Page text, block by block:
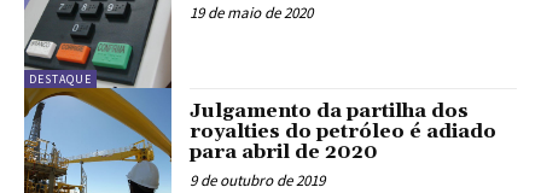
DESTAQUE
19 de maio de 2020
Julgamento da partilha dos
royalties do petróleo é adiado
para abril de 2020
9 de outubro de 2019